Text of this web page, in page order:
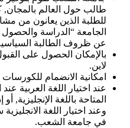
طالب حول العالم بالمجان,
للطلبة الذين يعانون من
الجامعة “الدراسة
عن ظروف الطالبة السياسية
بالإمكان الحصول على
لاين.
امكانية الانضمام
عند اختيار اللغة العربية
المتاحة باللغة الإنجليزية,
وعند اختيار اللغة
في جامعة الشعب.